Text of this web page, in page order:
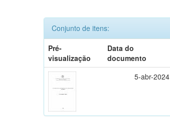
Conjunto de itens:
Pré-
visualização
Data do
documento
5-abr-2024